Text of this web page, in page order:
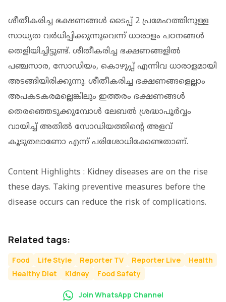
ശീതീകരിച്ച ഭക്ഷണങ്ങള്‍ ടൈപ്പ് 2 പ്രമേഹത്തിനുള്ള
സാധ്യത വര്‍ധിപ്പിക്കുന്നുവെന്ന് ധാരാളം പഠനങ്ങള്‍
തെളിയിച്ചിട്ടുണ്ട്. ശീതീകരിച്ച ഭക്ഷണങ്ങളില്‍
പഞ്ചസാര, സോഡിയം, കൊഴുപ്പ് എന്നിവ ധാരാളമായി
അടങ്ങിയിരിക്കുന്നു. ശീതീകരിച്ച ഭക്ഷണങ്ങളെല്ലാം
അപകടകരമല്ലെങ്കിലും ഇത്തരം ഭക്ഷണങ്ങള്‍
തെരഞ്ഞെടുക്കുമ്പോള്‍ ലേബല്‍ ശ്രദ്ധാപൂര്‍വ്വം
വായിച്ച് അതില്‍ സോഡിയത്തിന്റെ അളവ്
കൂടുതലാണോ എന്ന് പരിശോധിക്കേണ്ടതാണ്.
Content Highlights : Kidney diseases are on the rise
these days. Taking preventive measures before the
disease occurs can reduce the risk of complications.
Related tags:
Food Life Style Reporter TV Reporter Live
Health
Healthy Diet
Kidney Food Safety
Join WhatsApp Channel